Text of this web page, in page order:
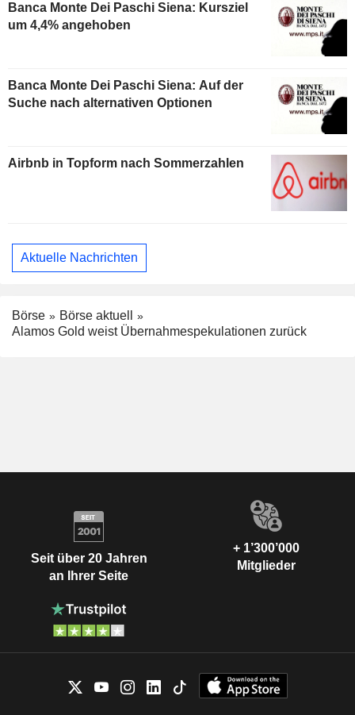
Banca Monte Dei Paschi Siena: Kursziel
um 4,4% angehoben
Banca Monte Dei Paschi Siena: Auf der
Suche nach alternativen Optionen
Airbnb in Topform nach Sommerzahlen
Aktuelle Nachrichten
Börse
Börse aktuell
Alamos Gold weist Übernahmespekulationen zurück
Seit über 20 Jahren
an Ihrer Seite
+ 1’300’000
Mitglieder